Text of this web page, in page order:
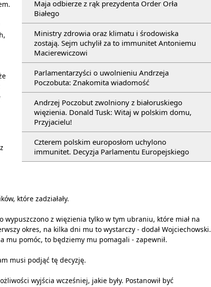
Maja odbierze z rąk prezydenta Order Orła
Białego
Ministry zdrowia oraz klimatu i środowiska
zostają. Sejm uchylił za to immunitet Antoniemu
Macierewiczowi
Parlamentarzyści o uwolnieniu Andrzeja
Poczobuta: Znakomita wiadomość
Andrzej Poczobut zwolniony z białoruskiego
więzienia. Donald Tusk: Witaj w polskim domu,
Przyjacielu!
Czterem polskim europosłom uchylono
immunitet. Decyzja Parlamentu Europejskiego
które zadziałały.
wypuszczono z więzienia tylko w tym ubraniu, które miał na
okres, na kilka dni mu to wystarczy - dodał Wojciechowski.
mu pomóc, to będziemy mu pomagali - zapewnił.
musi podjąć tę decyzję.
wyjścia wcześniej, jakie były. Postanowił być